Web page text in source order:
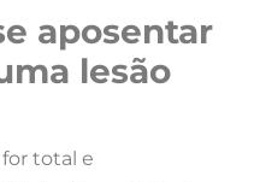
aposentar
lesão
for total e